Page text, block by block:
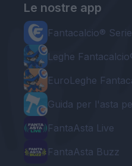
Le nostre app
Fantacalcio®
Leghe
EuroLeghe
Guida per l'asta
FantaAsta Live
FantaAsta Buzz